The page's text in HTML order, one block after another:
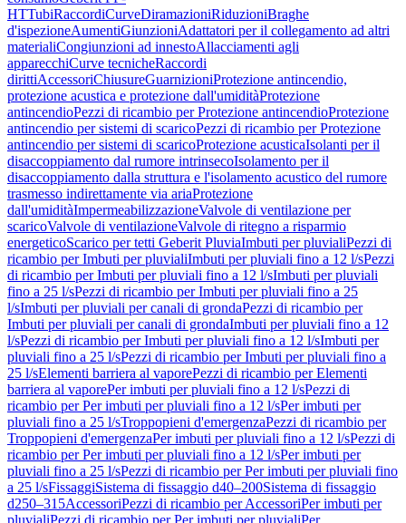
HTTubiRaccordiCurveDiramazioniRiduzioniBraghe
d'ispezioneAumentiGiunzioniAdattatori per il collegamento ad altri
materialiCongiunzioni ad innestoAllacciamenti agli
apparecchiCurve tecnicheRaccordi
dirittiAccessoriChiusureGuarnizioniProtezione antincendio,
protezione acustica e protezione dall'umiditàProtezione
antincendioPezzi di ricambio per Protezione antincendioProtezione
antincendio per sistemi di scaricoPezzi di ricambio per Protezione
antincendio per sistemi di scaricoProtezione acusticaIsolanti per il
disaccoppiamento dal rumore intrinsecoIsolamento per il
disaccoppiamento dalla struttura e l'isolamento acustico del rumore
trasmesso indirettamente via ariaProtezione
dall'umiditàImpermeabilizzazioneValvole di ventilazione per
scaricoValvole di ventilazioneValvole di ritegno a risparmio
energeticoScarico per tetti Geberit PluviaImbuti per pluvialiPezzi di
ricambio per Imbuti per pluvialiImbuti per pluviali fino a 12 l/sPezzi
di ricambio per Imbuti per pluviali fino a 12 l/sImbuti per pluviali
fino a 25 l/sPezzi di ricambio per Imbuti per pluviali fino a 25
l/sImbuti per pluviali per canali di grondaPezzi di ricambio per
Imbuti per pluviali per canali di grondaImbuti per pluviali fino a 12
l/sPezzi di ricambio per Imbuti per pluviali fino a 12 l/sImbuti per
pluviali fino a 25 l/sPezzi di ricambio per Imbuti per pluviali fino a
25 l/sElementi barriera al vaporePezzi di ricambio per Elementi
barriera al vaporePer imbuti per pluviali fino a 12 l/sPezzi di
ricambio per Per imbuti per pluviali fino a 12 l/sPer imbuti per
pluviali fino a 25 l/sTroppopieni d'emergenzaPezzi di ricambio per
Troppopieni d'emergenzaPer imbuti per pluviali fino a 12 l/sPezzi di
ricambio per Per imbuti per pluviali fino a 12 l/sPer imbuti per
pluviali fino a 25 l/sPezzi di ricambio per Per imbuti per pluviali fino
a 25 l/sFissaggiSistema di fissaggio d40–200Sistema di fissaggio
d250–315AccessoriPezzi di ricambio per AccessoriPer imbuti per
pluvialiPezzi di ricambio per Per imbuti per pluvialiPer